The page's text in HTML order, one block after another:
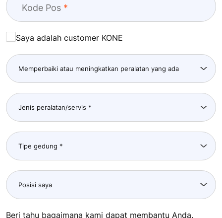
Kode Pos
Saya adalah customer KONE
Beri tahu bagaimana kami dapat membantu Anda.